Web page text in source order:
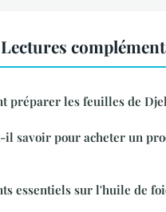
préparer les feuilles de
il savoir pour acheter un
essentiels sur l'huile de